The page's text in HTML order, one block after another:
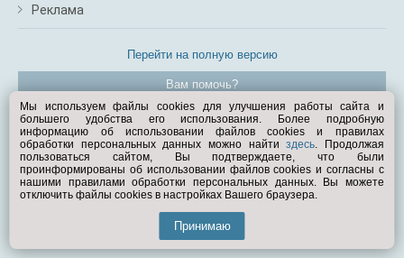
Реклама
Перейти на полную версию
Вам помочь?
© Exist.ru 1998—2026
Мы используем файлы cookies для улучшения работы сайта и
большего удобства его использования. Более подробную
информацию об использовании файлов cookies и правилах
обработки персональных данных можно найтиздесь. Продолжая
пользоваться сайтом, Вы подтверждаете, что были
проинформированы об использовании файлов cookies и согласны с
нашими правилами обработки персональных данных. Вы можете
отключить файлы cookies в настройках Вашего браузера.
Принимаю